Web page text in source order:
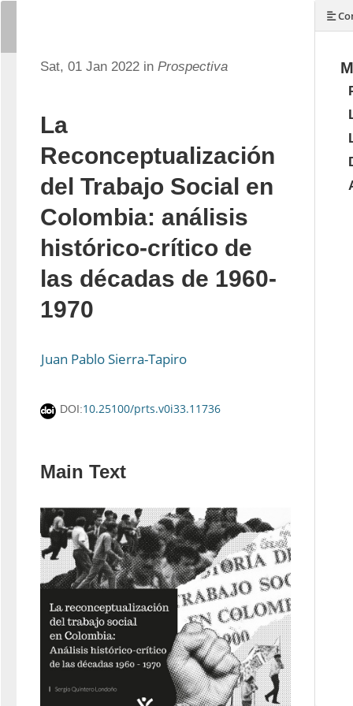
Sat, 01 Jan 2022 in Prospectiva
La
Reconceptualización
del Trabajo Social en
Colombia: análisis
histórico-crítico de
las décadas de 1960-
1970
Juan Pablo Sierra-Tapiro
DOI:10.25100/prts.v0i33.11736
Main Text